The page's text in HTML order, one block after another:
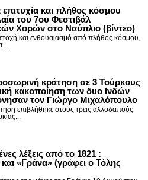
επιτυχία και πλήθος κόσμου
του 7ου Φεστιβάλ
Χορών στο Ναύπλιο (βίντεο)
και ενθουσιασμό από πλήθος κόσμου,
κράτηση σε 3 Τούρκους
κακοποίηση των δυο Ινδών
τον Γιώργο Μιχαλόπουλο
επιβλήθηκε στους τρεις αλλοδαπούς
λέξεις από το 1821 :
«Γράνα» (γράφει ο Τόλης